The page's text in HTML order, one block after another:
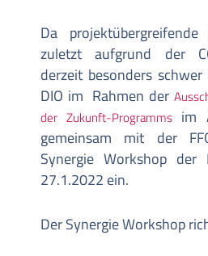
Da
zuletzt aufgrund der
derzeit besonders
DIO im Rahmen der
der Zukunft-Programmsim
gemeinsam mit der
Synergie Workshop der
27.1.2022 ein.
Der Synergie Workshop